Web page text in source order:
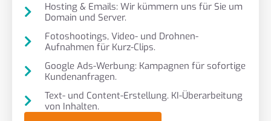
Hosting & Emails: Wir kümmern uns für Sie um
Domain und Server.
Fotoshootings, Video- und Drohnen-
Aufnahmen für Kurz-Clips.
Google Ads-Werbung: Kampagnen für sofortige
Kundenanfragen.
Text- und Content-Erstellung. KI-Überarbeitung
von Inhalten.